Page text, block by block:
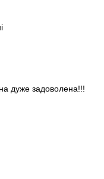
дуже задоволена!!!